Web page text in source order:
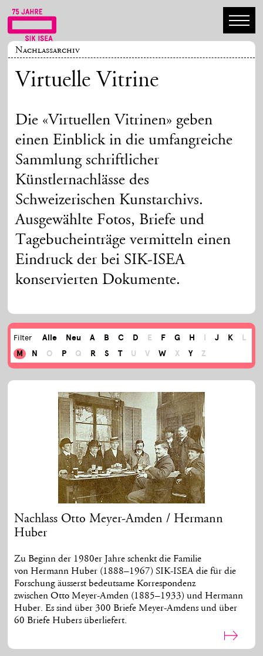
Nachlassarchiv
Virtuelle Vitrine
Die «Virtuellen Vitrinen» geben
einen Einblick in die umfangreiche
Sammlung schriftlicher
Künstlernachlässe des
Schweizerischen Kunstarchivs.
Ausgewählte Fotos, Briefe und
Tagebucheinträge vermitteln einen
Eindruck der bei SIK-ISEA
konservierten Dokumente.
Filter Alle Neu A B C D E F G H I J K
L
M
N O P Q R S T U V W X Y Z
Nachlass Otto Meyer-Amden / Hermann
Huber
Zu Beginn der 1980er Jahre schenkt die Familie
von Hermann Huber (1888–1967) SIK-ISEA die für die
Forschung äusserst bedeutsame Korrespondenz
zwischen Otto Meyer-Amden (1885–1933) und Hermann
Huber. Es sind über 300 Briefe Meyer-Amdens und über
60 Briefe Hubers überliefert.